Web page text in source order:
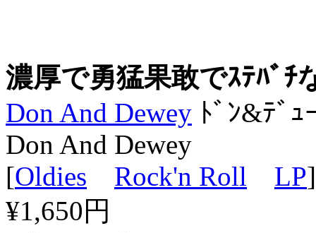
濃厚で勇猛果敢でｽﾃﾊﾞﾁ
Don And Dewey ﾄﾞﾝ&ﾃﾞｭ
Don And Dewey
[Oldies Rock'n Roll LP]
¥1,650円